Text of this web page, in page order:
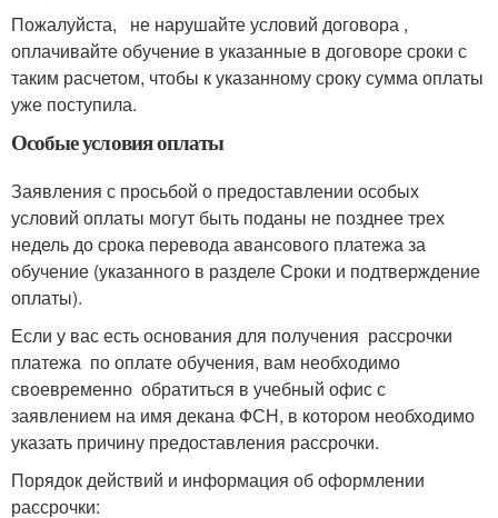
Пожалуйста, не нарушайте условий договора ,
оплачивайте обучение в указанные в договоре сроки с
таким расчетом, чтобы к указанному сроку сумма оплаты
уже поступила.
Особые условия оплаты
Заявления с просьбой о предоставлении особых
условий оплаты могут быть поданы не позднее трех
недель до срока перевода авансового платежа за
обучение (указанного в разделе Сроки и подтверждение
оплаты).
Если у вас есть основания для получения рассрочки
платежа по оплате обучения, вам необходимо
своевременно обратиться в учебный офис с
заявлением на имя декана ФСН, в котором необходимо
указать причину предоставления рассрочки.
Порядок действий и информация об оформлении
рассрочки: